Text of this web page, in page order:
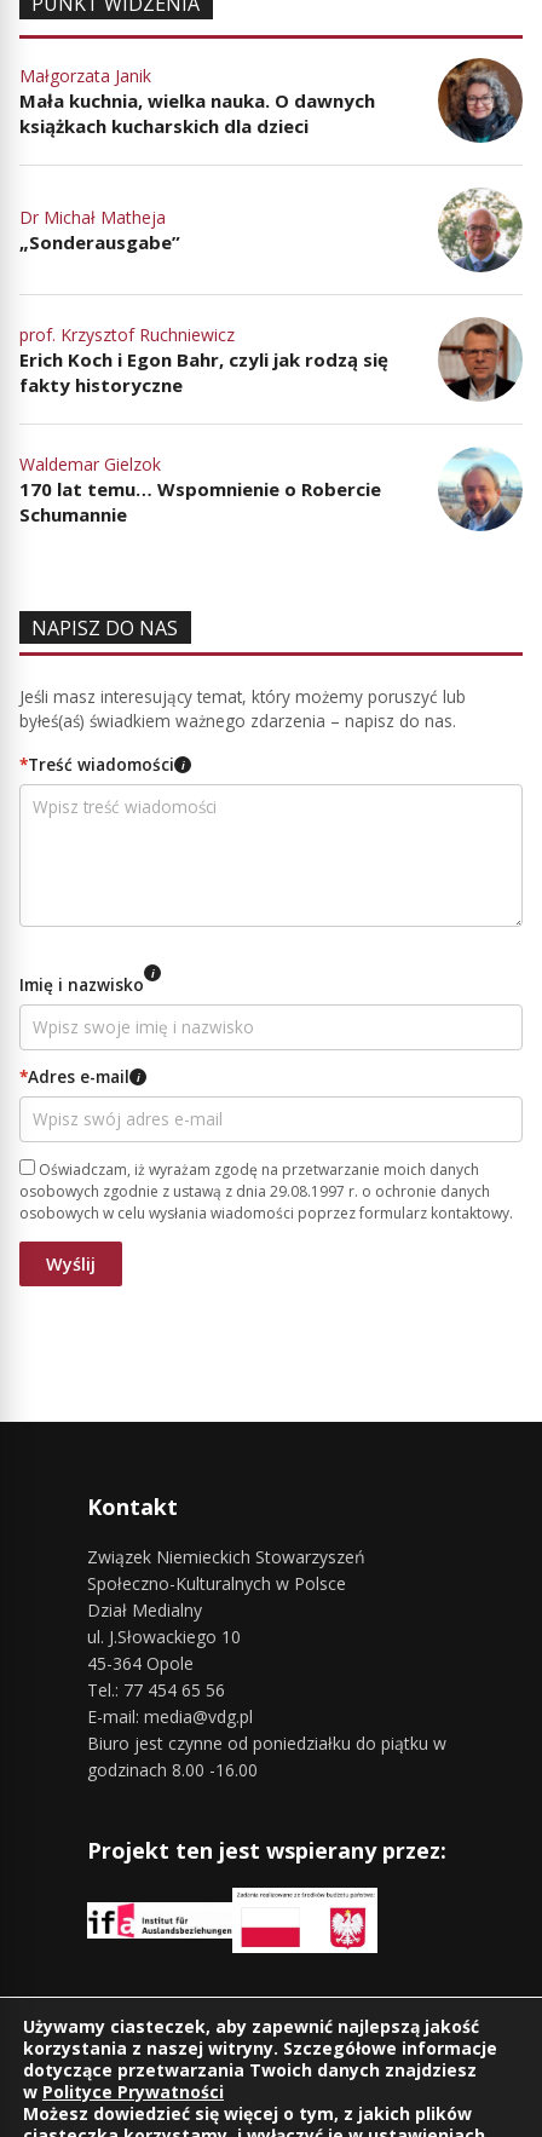
Małgorzata Janik
Mała kuchnia, wielka nauka. O dawnych
książkach kucharskich dla dzieci
Dr Michał Matheja
„Sonderausgabe”
prof. Krzysztof Ruchniewicz
Erich Koch i Egon Bahr, czyli jak rodzą się
fakty historyczne
Waldemar Gielzok
170 lat temu… Wspomnienie o Robercie
Schumannie
NAPISZ DO NAS
Jeśli masz interesujący temat, który możemy poruszyć lub
byłeś(aś) świadkiem ważnego zdarzenia – napisz do nas.
*Treść wiadomości i
Imię i nazwisko i
*Adres e-mail i
Oświadczam, iż wyrażam zgodę na przetwarzanie moich danych
osobowych zgodnie z ustawą z dnia 29.08.1997 r. o ochronie danych
osobowych w celu wysłania wiadomości poprzez formularz kontaktowy.
Kontakt
Związek Niemieckich Stowarzyszeń
Społeczno-Kulturalnych w Polsce
Dział Medialny
ul. J.Słowackiego 10
45-364 Opole
Tel.: 77 454 65 56
E-mail: media@vdg.pl
Biuro jest czynne od poniedziałku do piątku w
godzinach 8.00 -16.00
Projekt ten jest wspierany przez:
Znajdziesz nas również na:
Używamy ciasteczek, aby zapewnić najlepszą jakość
korzystania z naszej witryny. Szczegółowe informacje
dotyczące przetwarzania Twoich danych znajdziesz
w Polityce Prywatności
Możesz dowiedzieć się więcej o tym, z jakich plików